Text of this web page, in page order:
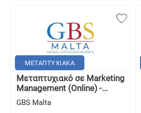
ΜΕΤΑΠΤΥΧΙΑΚΑ
Μεταπτυχιακό σε Marketing
Management (Online) -...
GBS Malta